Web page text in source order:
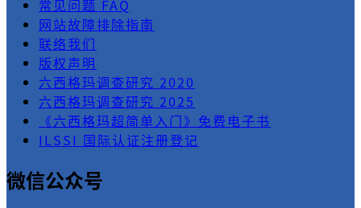
常见问题 FAQ
网站故障排除指南
联络我们
版权声明
六西格玛调查研究 2020
六西格玛调查研究 2025
《六西格玛超简单入门》免费电子书
ILSSI 国际认证注册登记
微信公众号